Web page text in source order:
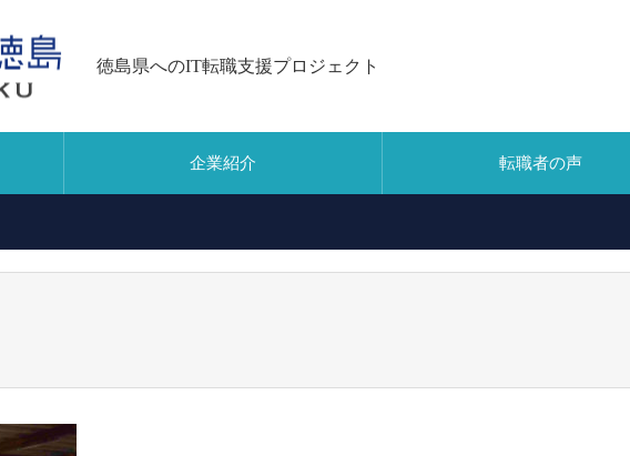
徳島県へのIT転職支援プロジェクト
企業紹介 転職者の声